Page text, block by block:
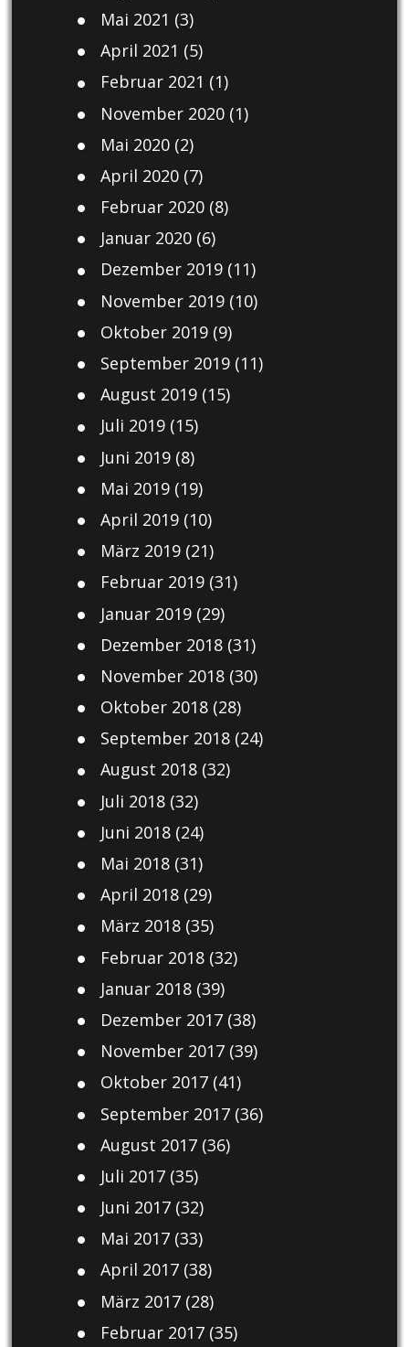
Mai 2021 (3)
April 2021 (5)
Februar 2021 (1)
November 2020(1)
Mai 2020(2)
April 2020(7)
Februar 2020(8)
Januar 2020(6)
Dezember 2019(11)
November 2019(10)
Oktober 2019(9)
September 2019(11)
August 2019(15)
Juli 2019(15)
Juni 2019(8)
Mai 2019(19)
April 2019(10)
März 2019(21)
Februar 2019(31)
Januar 2019(29)
Dezember 2018(31)
November 2018(30)
Oktober 2018(28)
September 2018(24)
August 2018(32)
Juli 2018(32)
Juni 2018(24)
Mai 2018(31)
April 2018(29)
März 2018(35)
Februar 2018(32)
Januar 2018(39)
Dezember 2017(38)
November 2017(39)
Oktober 2017(41)
September 2017(36)
August 2017(36)
Juli 2017(35)
Juni 2017(32)
Mai 2017(33)
April 2017(38)
März 2017(28)
Februar 2017(35)